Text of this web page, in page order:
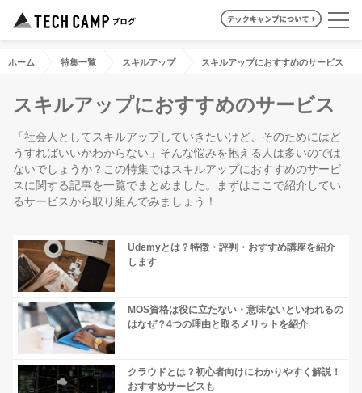
ホーム 特集一覧 スキルアップ スキルアップにおすすめのサービス
スキルアップにおすすめのサービス
「社会人としてスキルアップしていきたいけど、そのためにはど
うすればいいかわからない」そんな悩みを抱える人は多いのでは
ないでしょうか？この特集ではスキルアップにおすすめのサービ
スに関する記事を一覧でまとめました。まずはここで紹介してい
るサービスから取り組んでみましょう！
Udemyとは？特徴・評判・おすすめ講座を紹介
します
MOS資格は役に立たない・意味ないといわれるの
はなぜ？4つの理由と取るメリットを紹介
クラウドとは？初心者向けにわかりやすく解説！
おすすめサービスも